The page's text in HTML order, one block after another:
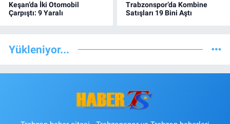
Keşan’da İki Otomobil
Çarpıştı: 9 Yaralı
Trabzonspor’da Kombine
Satışları 19 Bini Aştı
Yükleniyor...